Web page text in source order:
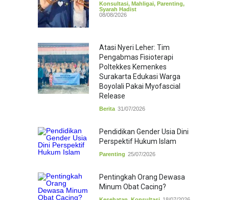
Konsultasi, Mahligai, Parenting,
Syarah Hadist
08/08/2026
Atasi Nyeri Leher: Tim
Pengabmas Fisioterapi
Poltekkes Kemenkes
Surakarta Edukasi Warga
Boyolali Pakai Myofascial
Release
Berita 31/07/2026
Pendidikan Gender Usia Dini
Perspektif Hukum Islam
Parenting 25/07/2026
Pentingkah Orang Dewasa
Minum Obat Cacing?